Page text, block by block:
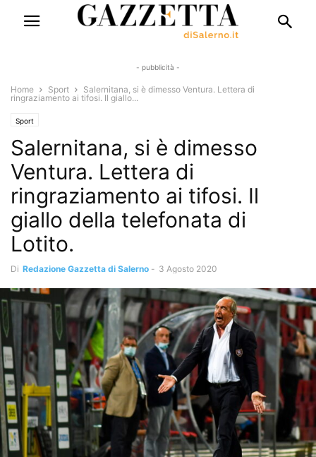
- pubblicità -
Home Sport
Salernitana, si è dimesso Ventura. Lettera di
ringraziamento ai tifosi. Il giallo...
Sport
Salernitana, si è dimesso
Ventura. Lettera di
ringraziamento ai tifosi. Il
giallo della telefonata di
Lotito.
Di Redazione Gazzetta di Salerno - 3 Agosto 2020